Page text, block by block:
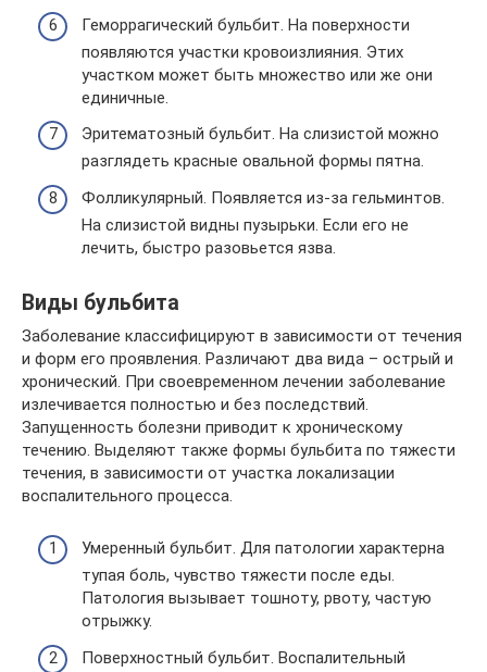
Геморрагический бульбит. На поверхности
появляются участки кровоизлияния. Этих
участком может быть множество или же они
единичные.
Эритематозный бульбит. На слизистой можно
разглядеть красные овальной формы пятна.
Фолликулярный. Появляется из-за гельминтов.
На слизистой видны пузырьки. Если его не
лечить, быстро разовьется язва.
Виды бульбита
Заболевание классифицируют в зависимости от течения
и форм его проявления. Различают два вида – острый и
хронический. При своевременном лечении заболевание
излечивается полностью и без последствий.
Запущенность болезни приводит к хроническому
течению. Выделяют также формы бульбита по тяжести
течения, в зависимости от участка локализации
воспалительного процесса.
Умеренный бульбит. Для патологии характерна
тупая боль, чувство тяжести после еды.
Патология вызывает тошноту, рвоту, частую
отрыжку.
Поверхностный бульбит. Воспалительный